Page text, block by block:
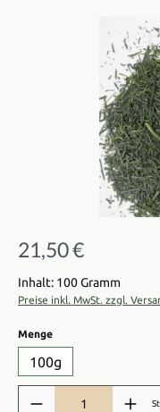
Bildergalerie
Regulärer Preis:
21,50 €
Inhalt: 100 Gramm
Preise inkl. MwSt. zzgl.
Mengeauswählen
100g
Produkt Anzahl: Gib